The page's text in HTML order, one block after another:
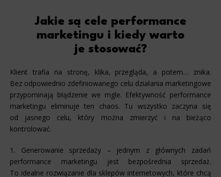
Jakie są cele performance
marketingu i kiedy warto
je stosować?
Klient trafia na stronę, klika, przegląda, a potem… znika.
Bez odpowiednio zdefiniowanego celu działania marketingowe
przypominają błądzenie we mgle. Efektywność performance
marketingu eliminuje ten chaos. Tu wszystko zaczyna się
od jasnego celu, który można zmierzyć i na bieżąco
kontrolować.
1. Generowanie sprzedaży – jednym z głównych zadań
performance marketingu jest bezpośrednia sprzedaż.
To idealne rozwiązanie dla sklepów internetowych, które chcą